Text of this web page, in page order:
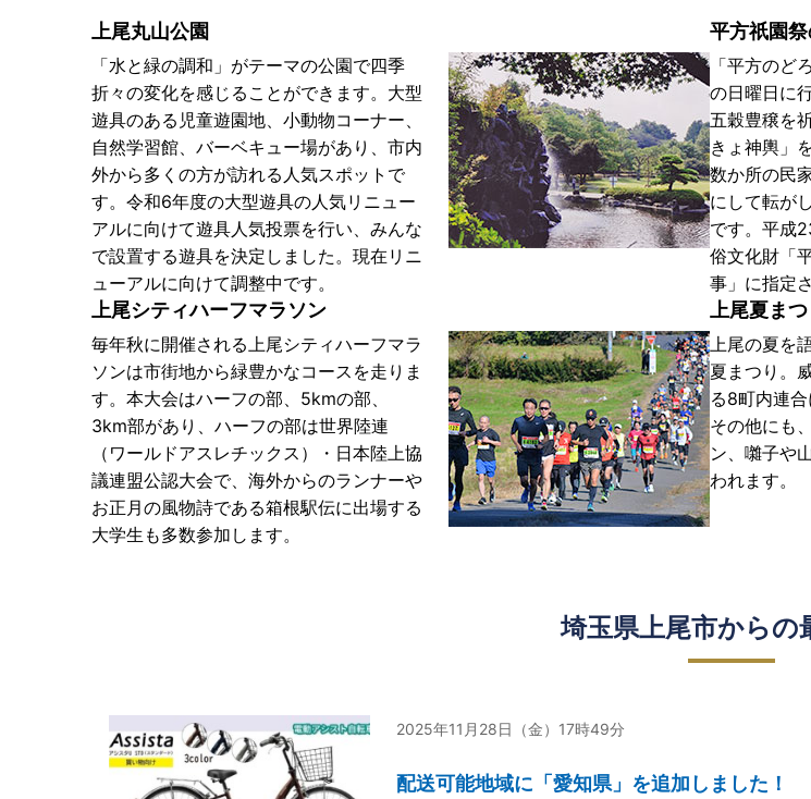
上尾丸山公園
「水と緑の調和」がテーマの公園で四季
折々の変化を感じることができます。大型
遊具のある児童遊園地、小動物コーナー、
自然学習館、バーベキュー場があり、市内
外から多くの方が訪れる人気スポットで
す。令和6年度の大型遊具の人気リニュー
アルに向けて遊具人気投票を行い、みんな
で設置する遊具を決定しました。現在リニ
ューアルに向けて調整中です。
平方祇園
「平方のど
の日曜日に
五穀豊穣を
きょ神輿」
数か所の民
にして転が
です。平成
俗文化財「
事」に指定
上尾シティハーフマラソン
毎年秋に開催される上尾シティハーフマラ
ソンは市街地から緑豊かなコースを走りま
す。本大会はハーフの部、5kmの部、
3km部があり、ハーフの部は世界陸連
（ワールドアスレチックス）・日本陸上協
議連盟公認大会で、海外からのランナーや
お正月の風物詩である箱根駅伝に出場する
大学生も多数参加します。
上尾夏まつ
上尾の夏を
夏まつり。
る8町内連
その他にも
ン、囃子や
われます。
埼玉県上尾市からの
2025年11月28日（金）17時49分
配送可能地域に「愛知県」を追加しました！